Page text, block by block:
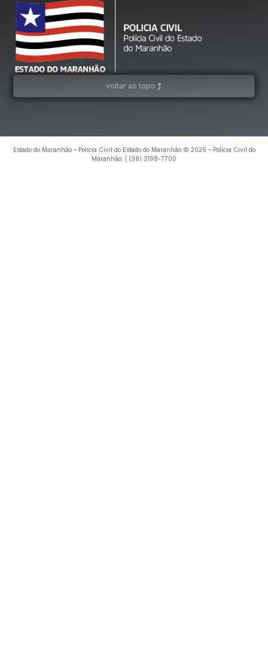
voltar ao topo
Estado do Maranhão – Polícia Civil do Estado do Maranhão © 2026 – Polícia Civil do
Maranhão. | (98) 3198-7700